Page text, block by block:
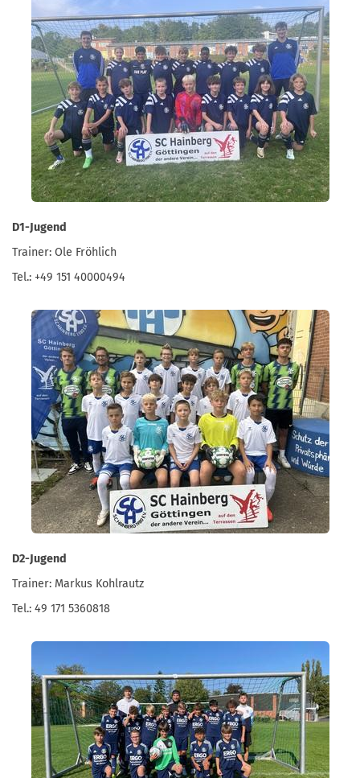
D1-Jugend
Trainer: Ole Fröhlich
Tel.: +49 151 40000494
D2-Jugend
Trainer: Markus Kohlrautz
Tel.: 49 171 5360818